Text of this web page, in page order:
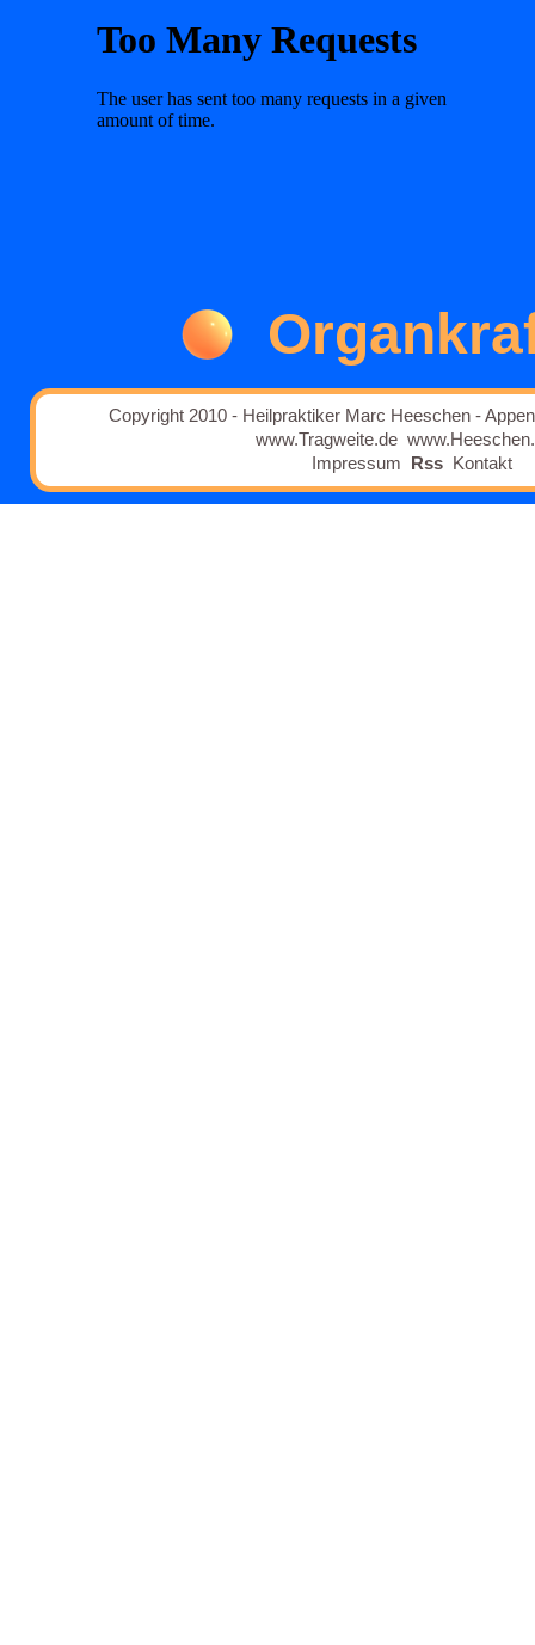
Copyright 2010 - Heilpraktiker Marc Heeschen -
www.Tragweite.de
Impressum Rss Kontakt